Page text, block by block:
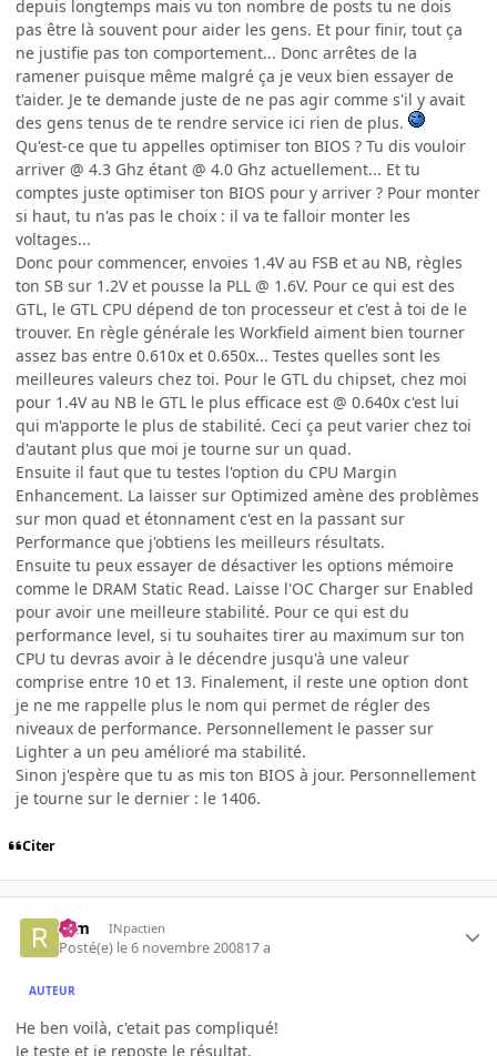
depuis longtemps mais vu ton nombre de posts tu ne dois
pas être là souvent pour aider les gens. Et pour finir, tout ça
ne justifie pas ton comportement... Donc arrêtes de la
ramener puisque même malgré ça je veux bien essayer de
t'aider. Je te demande juste de ne pas agir comme s'il y avait
des gens tenus de te rendre service ici rien de plus.
Qu'est-ce que tu appelles optimiser ton BIOS ? Tu dis vouloir
arriver @ 4.3 Ghz étant @ 4.0 Ghz actuellement... Et tu
comptes juste optimiser ton BIOS pour y arriver ? Pour monter
si haut, tu n'as pas le choix : il va te falloir monter les
voltages...
Donc pour commencer, envoies 1.4V au FSB et au NB, règles
ton SB sur 1.2V et pousse la PLL @ 1.6V. Pour ce qui est des
GTL, le GTL CPU dépend de ton processeur et c'est à toi de le
trouver. En règle générale les Workfield aiment bien tourner
assez bas entre 0.610x et 0.650x... Testes quelles sont les
meilleures valeurs chez toi. Pour le GTL du chipset, chez moi
pour 1.4V au NB le GTL le plus efficace est @ 0.640x c'est lui
qui m'apporte le plus de stabilité. Ceci ça peut varier chez toi
d'autant plus que moi je tourne sur un quad.
Ensuite il faut que tu testes l'option du CPU Margin
Enhancement. La laisser sur Optimized amène des problèmes
sur mon quad et étonnament c'est en la passant sur
Performance que j'obtiens les meilleurs résultats.
Ensuite tu peux essayer de désactiver les options mémoire
comme le DRAM Static Read. Laisse l'OC Charger sur Enabled
pour avoir une meilleure stabilité. Pour ce qui est du
performance level, si tu souhaites tirer au maximum sur ton
CPU tu devras avoir à le décendre jusqu'à une valeur
comprise entre 10 et 13. Finalement, il reste une option dont
je ne me rappelle plus le nom qui permet de régler des
niveaux de performance. Personnellement le passer sur
Lighter a un peu amélioré ma stabilité.
Sinon j'espère que tu as mis ton BIOS à jour. Personnellement
je tourne sur le dernier : le 1406.
Citer
rem INpactien
Posté(e) le 6 novembre 200817 a
AUTEUR
He ben voilà, c'etait pas compliqué!
Je teste et je reposte le résultat.